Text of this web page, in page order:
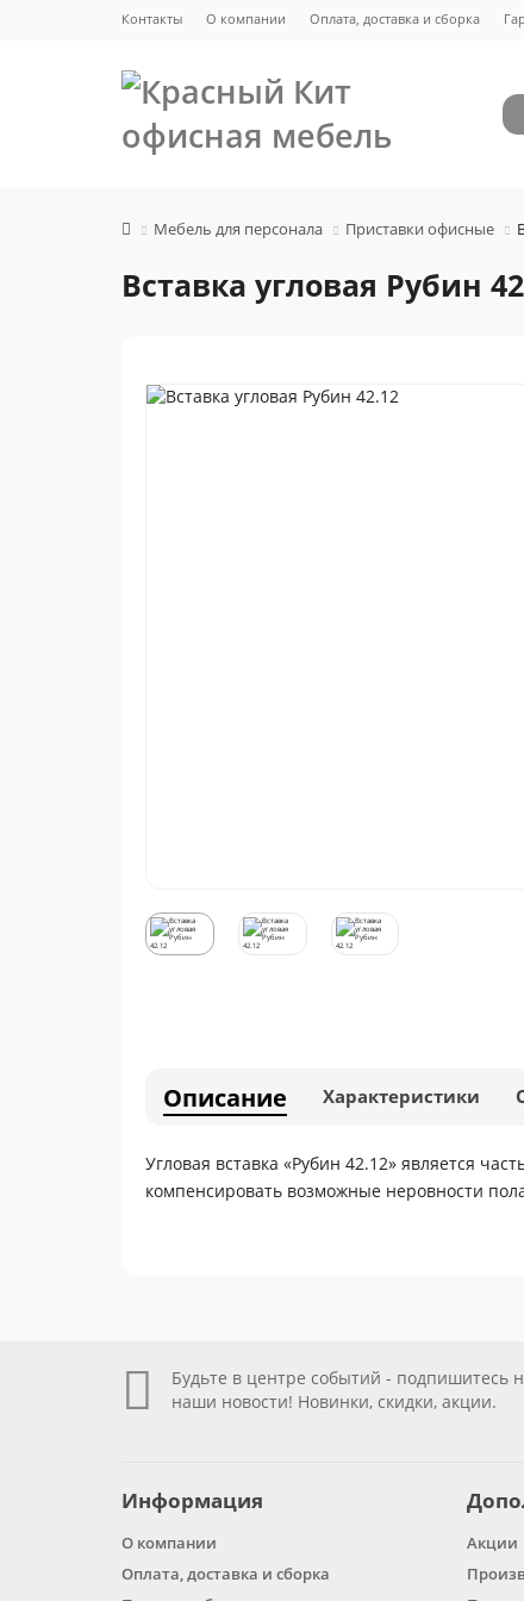
Контакты О компании Оплата, доставка и сборка
Мебель для персонала Приставки офисные
Вставка угловая Рубин
Описание Характеристики
Угловая вставка «Рубин 42.12» является
компенсировать возможные неровности
Будьте в центре событий - подпишитесь
наши новости! Новинки, скидки, акции.
Информация
О компании
Оплата, доставка и сборка
Акции